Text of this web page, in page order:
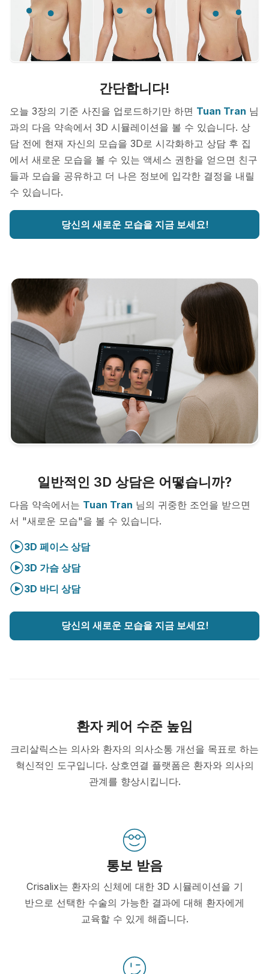
간단합니다!
오늘 3장의 기준 사진을 업로드하기만 하면 Tuan Tran 님
과의 다음 약속에서 3D 시뮬레이션을 볼 수 있습니다. 상
담 전에 현재 자신의 모습을 3D로 시각화하고 상담 후 집
에서 새로운 모습을 볼 수 있는 액세스 권한을 얻으면 친구
들과 모습을 공유하고 더 나은 정보에 입각한 결정을 내릴
수 있습니다.
당신의 새로운 모습을 지금 보세요!
일반적인 3D 상담은 어떻습니까?
다음 약속에서는 Tuan Tran 님의 귀중한 조언을 받으면
서 "새로운 모습"을 볼 수 있습니다.
3D 페이스 상담
3D 가슴 상담
3D 바디 상담
당신의 새로운 모습을 지금 보세요!
환자 케어 수준 높임
크리살릭스는 의사와 환자의 의사소통 개선을 목표로 하는
혁신적인 도구입니다. 상호연결 플랫폼은 환자와 의사의
관계를 향상시킵니다.
통보 받음
Crisalix는 환자의 신체에 대한 3D 시뮬레이션을 기
반으로 선택한 수술의 가능한 결과에 대해 환자에게
교육할 수 있게 해줍니다.